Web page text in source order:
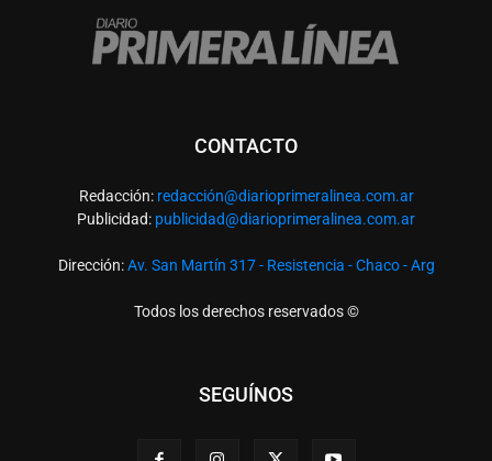
CONTACTO
Redacción: redacción@diarioprimeralinea.com.ar
Publicidad: publicidad@diarioprimeralinea.com.ar
Dirección:Av. San Martín 317 - Resistencia - Chaco - Arg
Todos los derechos reservados ©
SEGUÍNOS